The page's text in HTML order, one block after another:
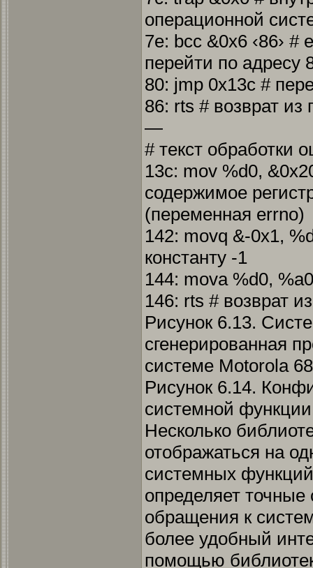
операционной
7e: bcc &0x6 ‹86› #
перейти по адресу
80: jmp 0x13c #
86: rts # возврат
—
# текст обработки
13c: mov %d0,
содержимое
(переменная errno)
142: movq &-0x1,
константу -1
144: mova %d0, %a0
146: rts # возврат
Рисунок 6.13.
сгенерированная
системе Motorola
Рисунок 6.14.
системной
Несколько
отображаться на
системных
определяет точные
обращения к
более удобный
помощью